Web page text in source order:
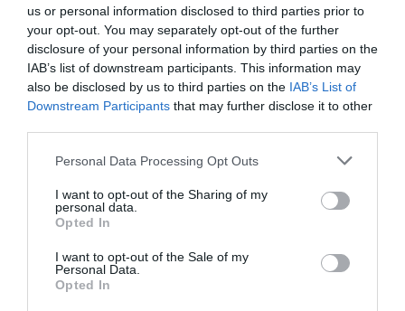
us or personal information disclosed to third parties prior to
your opt-out. You may separately opt-out of the further
disclosure of your personal information by third parties on the
IAB’s list of downstream participants. This information may
also be disclosed by us to third parties on the IAB’s List of
Downstream Participants that may further disclose it to other
Please note that this website/app uses one or more Google
not limited to your visit or usage behaviour. You may click to
grant or deny consent to Google and its third-party tags to
use your data for below specified purposes in below Google
consent section.
Personal Data Processing Opt Outs
I want to opt-out of the Sharing of my
personal data.
Opted In
I want to opt-out of the Sale of my
Personal Data.
Opted In
magas.
39 min
Fungus Is A Parasite, And It Dies From A Drop Of